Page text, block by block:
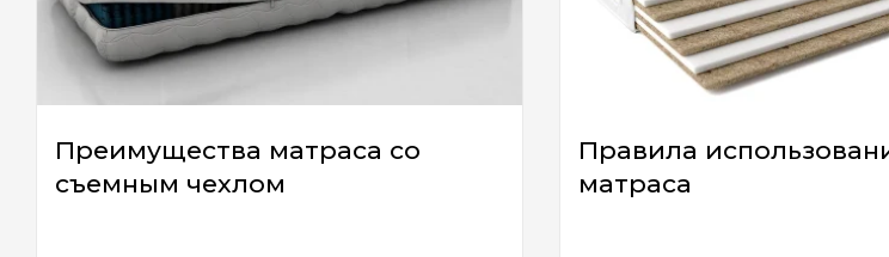
Преимущества матраса со
съемным чехлом
Правила
матраса